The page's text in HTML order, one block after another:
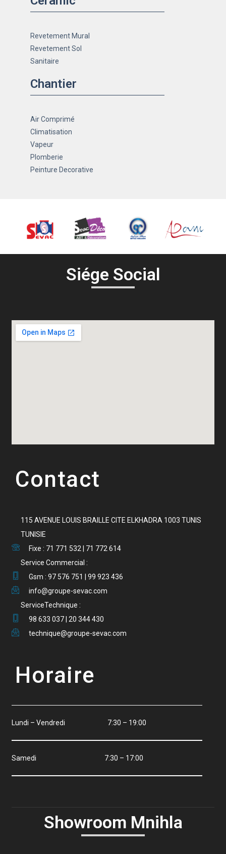
Revetement Mural
Revetement Sol
Sanitaire
Chantier
Air Comprimé
Climatisation
Vapeur
Plomberie
Peinture Decorative
Siége Social
Contact
115 AVENUE LOUIS BRAILLE CITE ELKHADRA 1003 TUNIS
TUNISIE
Fixe : 71 771 532 | 71 772 614
Service Commercial :
Gsm : 97 576 751 | 99 923 436
info@groupe-sevac.com
ServiceTechnique :
98 633 037 | 20 344 430
technique@groupe-sevac.com
Horaire
Lundi – Vendredi 7:30 – 19:00
Samedi 7:30 – 17:00
Showroom Mnihla